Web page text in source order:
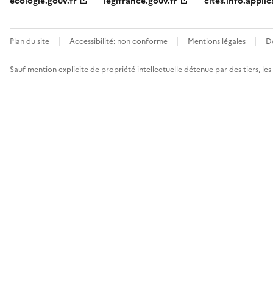
Plan du site Accessibilité: non conforme Mentions légales
Sauf mention explicite de propriété intellectuelle détenue par des tiers,